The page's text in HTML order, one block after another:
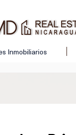
Inmobiliarios